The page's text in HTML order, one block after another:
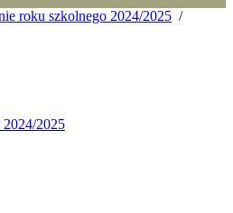
roku szkolnego 2024/2025
2024/2025